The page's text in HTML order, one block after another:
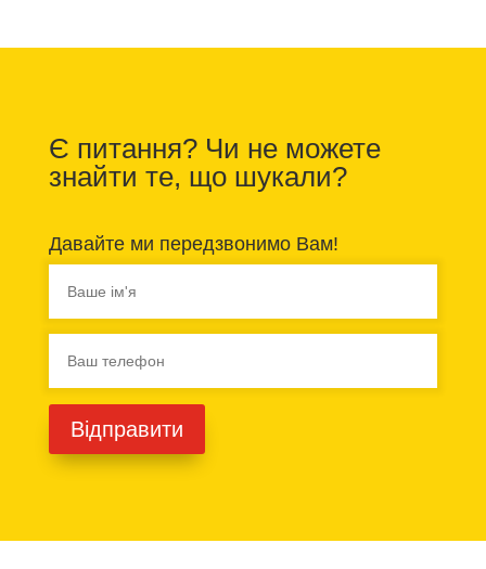
Є питання? Чи не можете
знайти те, що шукали?
Давайте ми передзвонимо Вам!